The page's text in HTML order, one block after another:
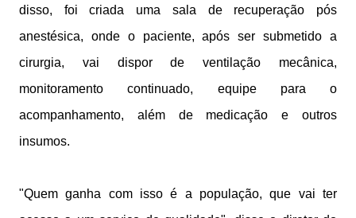
disso, foi criada uma sala de recuperação pós
anestésica, onde o paciente, após ser submetido a
cirurgia, vai dispor de ventilação mecânica,
monitoramento continuado, equipe para o
acompanhamento, além de medicação e outros
insumos.
"Quem ganha com isso é a população, que vai ter